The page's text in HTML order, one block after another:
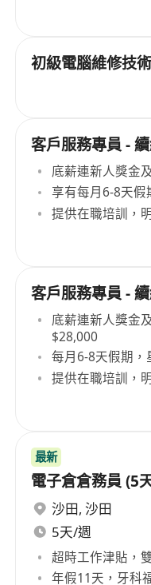
初級電腦維修技
客戶服務專員 -
底薪連新人獎金
享有每月6-8天
提供在職培訓，
客戶服務專員 -
底薪連新人獎金
$28,000
每月6-8天假期，
提供在職培訓，
最新
電子倉倉務員 (5
沙田, 沙田
5天/週
超時工作津貼，
年假11天，牙科